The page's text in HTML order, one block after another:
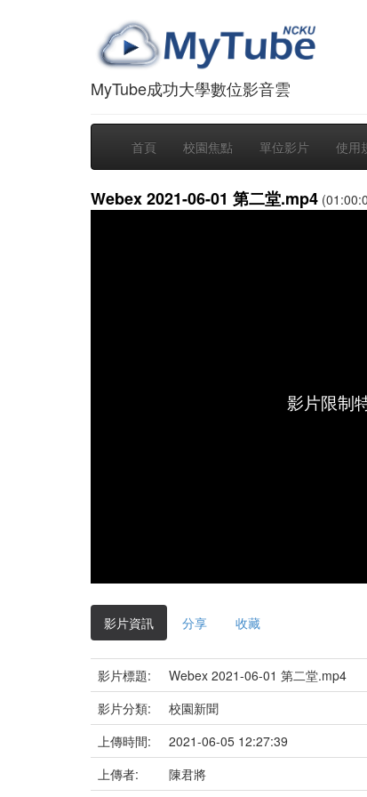
MyTube成功大學數位影音雲
首頁 校園焦點 單位影片 使用
Webex 2021-06-01 第二堂.mp4
影片限制
影片資訊 分享 收藏
影片標題:
Webex 2021-06-01 第二堂.mp4
影片分類:
校園新聞
上傳時間:
2021-06-05 12:27:39
上傳者:
陳君將